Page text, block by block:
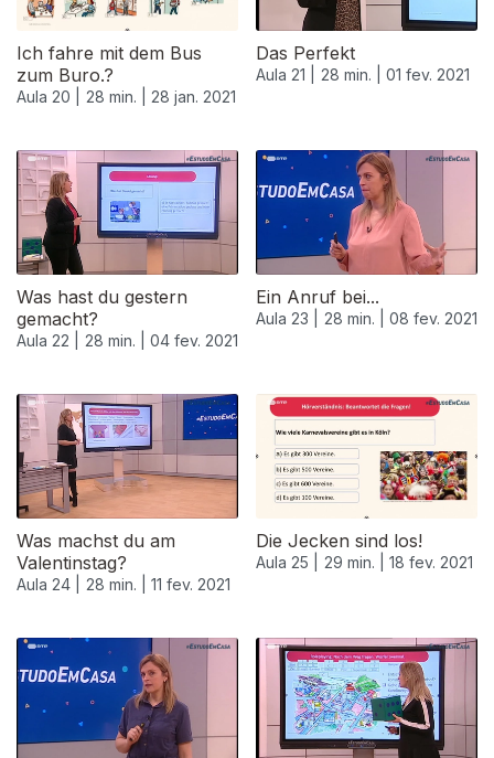
Ich fahre mit dem Bus
zum Buro.?
Aula 20 | 28 min. | 28 jan. 2021
Das Perfekt
Aula 21 | 28 min. | 01 fev. 2021
Was hast du gestern
gemacht?
Aula 22 | 28 min. | 04 fev. 2021
Ein Anruf bei...
Aula 23 | 28 min. | 08 fev. 2021
522885
Was machst du am
Valentinstag?
Aula 24 | 28 min. | 11 fev. 2021
Die Jecken sind los!
Aula 25 | 29 min. | 18 fev. 2021